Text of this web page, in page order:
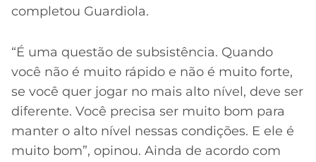
completou Guardiola.
“É uma questão de subsistência. Quando
você não é muito rápido e não é muito forte,
se você quer jogar no mais alto nível, deve ser
diferente. Você precisa ser muito bom para
manter o alto nível nessas condições. E ele é
muito bom”, opinou. Ainda de acordo com